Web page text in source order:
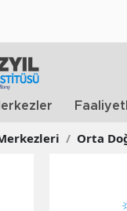
/ Orta